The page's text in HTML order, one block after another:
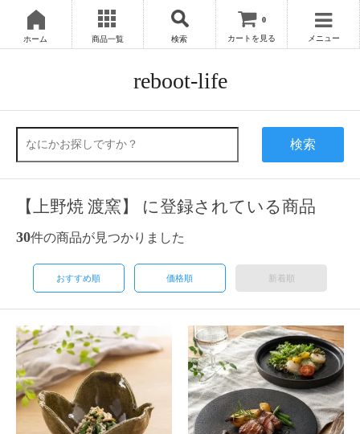
ホーム 商品一覧 検索
0
カートを見る メニュー
reboot-life
検索
【上野焼 渡窯】 に登録されている商品
30件の商品が見つかりました
おすすめ順 価格順 新着順